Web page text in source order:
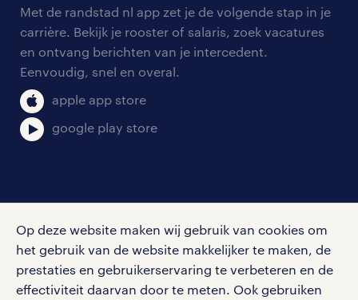
Op deze website maken wij gebruik van cookies om
het gebruik van de website makkelijker te maken, de
prestaties en gebruikerservaring te verbeteren en de
effectiviteit daarvan door te meten. Ook gebruiken
personeel gezocht
aanmelden nieuwsbrief
blogs en artikelen
salarischecker
bruto-netto calculator
onze vestigingen
pers
klachten en misstanden
Met de randstad nl app zet je de volgende stap in je
carrière. Bekijk je rooster of salaris, zoek vacatures
en ontvang berichten van je intercedent.
Eenvoudig, snel en overal.
apple app store
google play store
Volg ons voor de leukste content omtrent
vacatures, solliciteren en inspiratie.